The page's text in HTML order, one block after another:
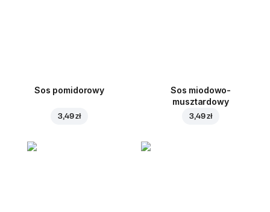
Sos pomidorowy
3,49 zł
Sos miodowo-
musztardowy
3,49 zł